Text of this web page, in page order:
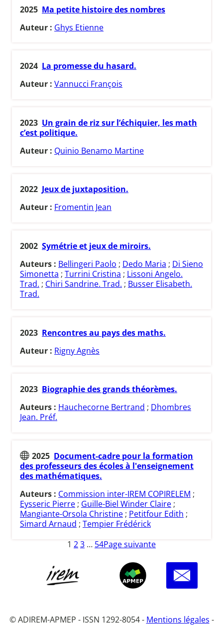
2025 Ma petite histoire des nombres
Auteur : Ghys Etienne
2024 La promesse du hasard.
Auteur : Vannucci François
2023 Un grain de riz sur l’échiquier, les math
c’est politique.
Auteur : Quinio Benamo Martine
2022 Jeux de juxtaposition.
Auteur : Fromentin Jean
2002 Symétrie et jeux de miroirs.
Auteurs : Bellingeri Paolo ; Dedo Maria ; Di Sieno
Simonetta ; Turrini Cristina ; Lissoni Angelo.
Trad. ; Chiri Sandrine. Trad. ; Busser Elisabeth.
Trad.
2023 Rencontres au pays des maths.
Auteur : Rigny Agnès
2023 Biographie des grands théorèmes.
Auteurs : Hauchecorne Bertrand ; Dhombres
Jean. Préf.
2025 Document-cadre pour la formation
des professeurs des écoles à l'enseignement
des mathématiques.
Auteurs : Commission inter-IREM COPIRELEM ;
Eysseric Pierre ; Guille-Biel Winder Claire ;
Mangiante-Orsola Christine ; Petitfour Edith ;
Simard Arnaud ; Tempier Frédérick
1 23 … 54Page suivante
© ADIREM-APMEP - ISSN 1292-8054 - Mentions légales -